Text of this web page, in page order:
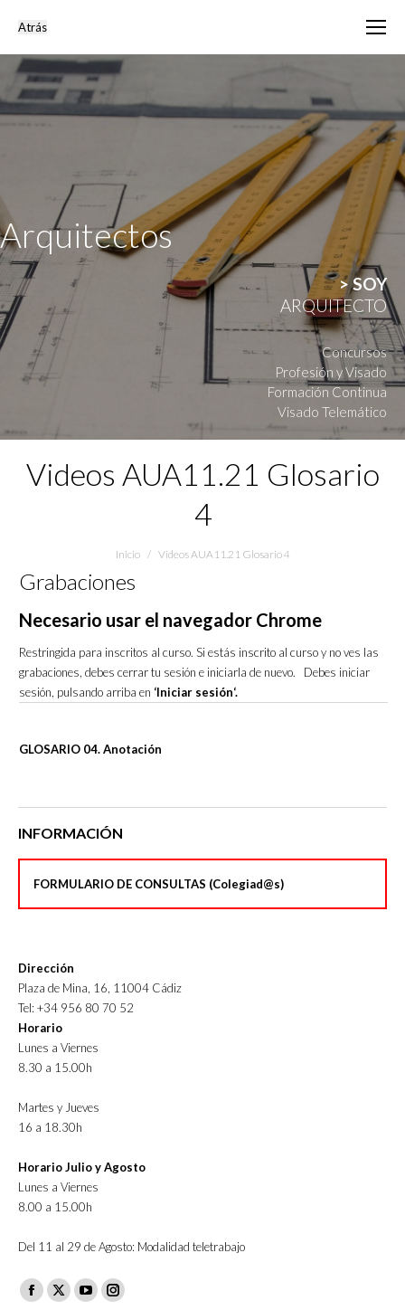
Arquitectos
> SOY
ARQUITECTO
Concursos
Profesión y Visado
Formación Continua
Visado Telemático
Videos AUA11.21 Glosario
4
Estás aquí:
Inicio Videos AUA11.21 Glosario 4
Grabaciones
Necesario usar el navegador Chrome
Restringida para inscritos al curso. Si estás inscrito al curso y no ves las
grabaciones, debes cerrar tu sesión e iniciarla de nuevo. Debes iniciar
sesión, pulsando arriba en ‘Iniciar sesión‘.
GLOSARIO 04. Anotación
INFORMACIÓN
FORMULARIO DE CONSULTAS (Colegiad@s)
Dirección
Plaza de Mina, 16, 11004 Cádiz
Tel: +34 956 80 70 52
Horario
Lunes a Viernes
8.30 a 15.00h
Martes y Jueves
16 a 18.30h
Horario Julio y Agosto
Lunes a Viernes
8.00 a 15.00h
Del 11 al 29 de Agosto: Modalidad teletrabajo
Facebook
X
YouTubeInstagram